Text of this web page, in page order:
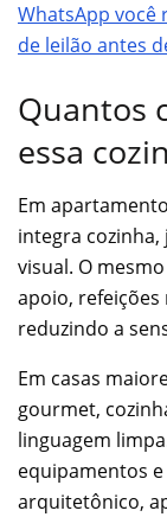
WhatsApp você
de leilão antes
Quantos
essa
Em
integra
visual. O
apoio, refeições
reduzindo a
Em casas
gourmet,
linguagem
equipamentos
arquitetônico,